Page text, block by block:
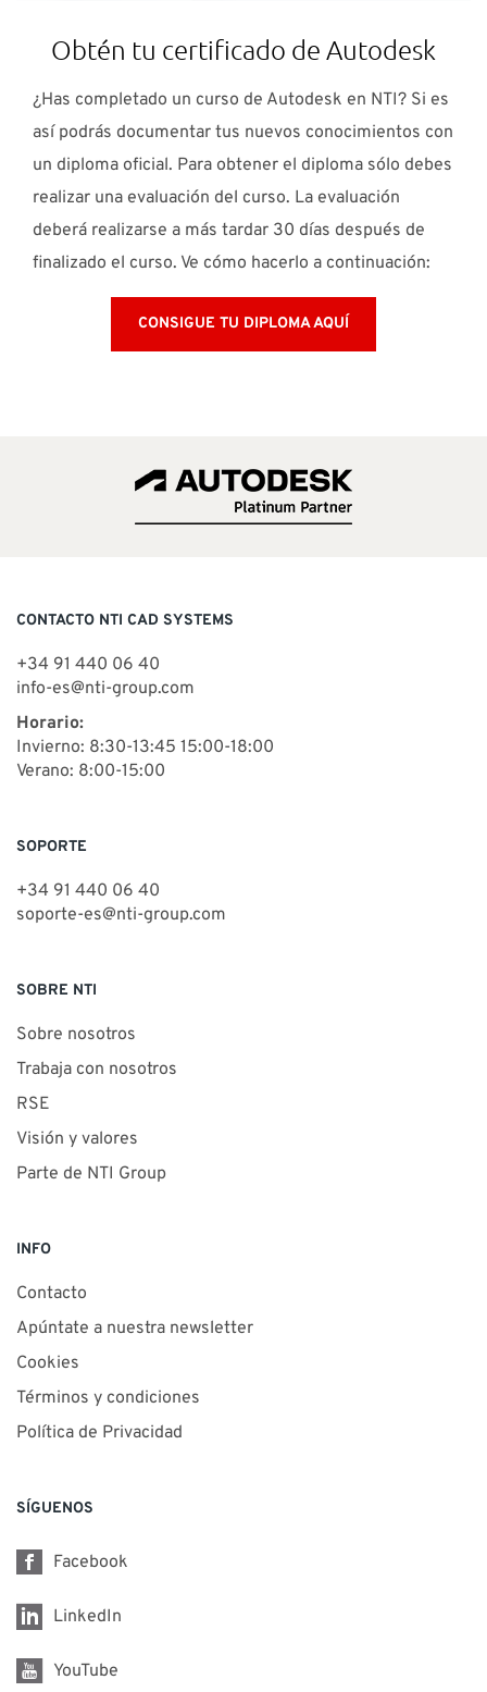
Obtén tu certificado de Autodesk
¿Has completado un curso de Autodesk en NTI? Si es
así podrás documentar tus nuevos conocimientos con
un diploma oficial. Para obtener el diploma sólo debes
realizar una evaluación del curso. La evaluación
deberá realizarse a más tardar 30 días después de
finalizado el curso. Ve cómo hacerlo a continuación:
CONSIGUE TU DIPLOMA AQUÍ
CONTACTO NTI CAD SYSTEMS
+34 91 440 06 40
info-es@nti-group.com
Horario:
Invierno: 8:30-13:45 15:00-18:00
Verano: 8:00-15:00
SOPORTE
+34 91 440 06 40
soporte-es@nti-group.com
SOBRE NTI
Sobre nosotros
Trabaja con nosotros
RSE
Visión y valores
Parte de NTI Group
INFO
Contacto
Apúntate a nuestra newsletter
Cookies
Términos y condiciones
Política de Privacidad
SÍGUENOS
Facebook
LinkedIn
YouTube